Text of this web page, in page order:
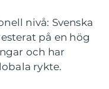
nivå: Svenska
på en hög
och har
rykte.